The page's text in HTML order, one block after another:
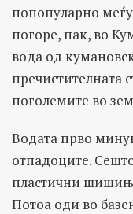
попопуларно
погоре, пак, во
вода од
пречистителната
поголемите во
Водата прво
отпадоците.
пластични
Потоа оди во